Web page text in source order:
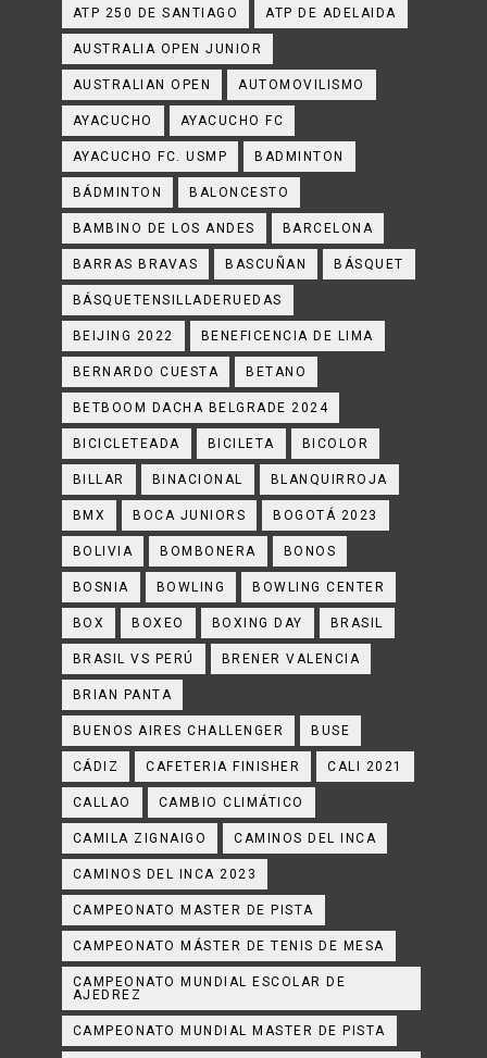
ATP 250 DE SANTIAGO ATP DE ADELAIDA
AUSTRALIA OPEN JUNIOR
AUSTRALIAN OPEN AUTOMOVILISMO
AYACUCHO AYACUCHO FC
AYACUCHO FC. USMP BADMINTON
BÁDMINTON BALONCESTO
BAMBINO DE LOS ANDES BARCELONA
BARRAS BRAVAS BASCUÑAN BÁSQUET
BÁSQUETENSILLADERUEDAS
BEIJING 2022 BENEFICENCIA DE LIMA
BERNARDO CUESTA BETANO
BETBOOM DACHA BELGRADE 2024
BICICLETEADA BICILETA BICOLOR
BILLAR BINACIONAL BLANQUIRROJA
BMX BOCA JUNIORS BOGOTÁ 2023
BOLIVIA BOMBONERA BONOS
BOSNIA BOWLING BOWLING CENTER
BOX BOXEO BOXING DAY BRASIL
BRASIL VS PERÚ BRENER VALENCIA
BRIAN PANTA
BUENOS AIRES CHALLENGER BUSE
CÁDIZ CAFETERIA FINISHER CALI 2021
CALLAO CAMBIO CLIMÁTICO
CAMILA ZIGNAIGO CAMINOS DEL INCA
CAMINOS DEL INCA 2023
CAMPEONATO MASTER DE PISTA
CAMPEONATO MÁSTER DE TENIS DE MESA
CAMPEONATO MUNDIAL ESCOLAR DE
AJEDREZ
CAMPEONATO MUNDIAL MASTER DE PISTA